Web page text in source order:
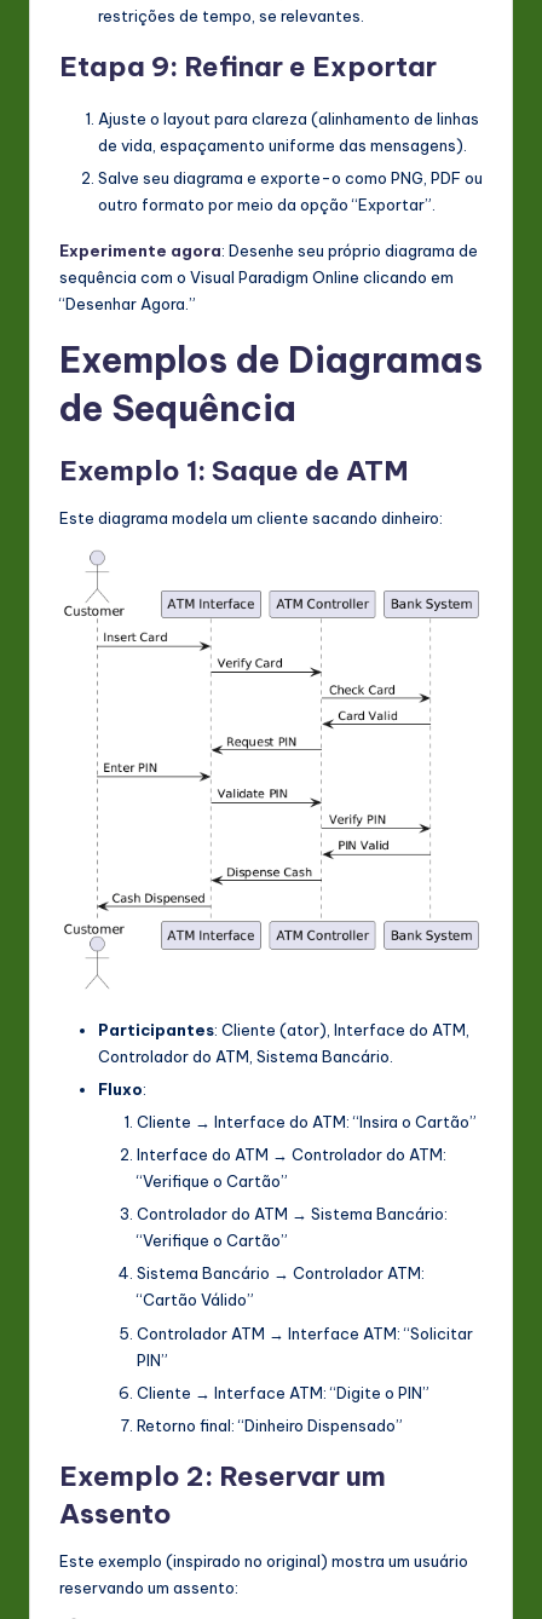
restrições de tempo, se relevantes.
Etapa 9: Refinar e Exportar
Ajuste o layout para clareza (alinhamento de linhas
de vida, espaçamento uniforme das mensagens).
Salve seu diagrama e exporte-o como PNG, PDF ou
outro formato por meio da opção “Exportar”.
Experimente agora: Desenhe seu próprio diagrama de
sequência com o Visual Paradigm Online clicando em
“Desenhar Agora.”
Exemplos de Diagramas
de Sequência
Exemplo 1: Saque de ATM
Este diagrama modela um cliente sacando dinheiro:
Participantes: Cliente (ator), Interface do ATM
Controlador do ATM Sistema Bancário
Fluxo:
Cliente → Interface do ATM: “Insira o Cartão”
Interface do ATM → Controlador do ATM:
“Verifique o Cartão”
Controlador do ATM → Sistema Bancário:
“Verifique o Cartão”
Sistema Bancário → Controlador ATM:
“Cartão Válido”
Controlador ATM → Interface ATM: “Solicitar
PIN”
Cliente → Interface ATM: “Digite o PIN”
Retorno final: “Dinheiro Dispensado”
Exemplo 2: Reservar um
Assento
Este exemplo (inspirado no original) mostra um usuário
reservando um assento: